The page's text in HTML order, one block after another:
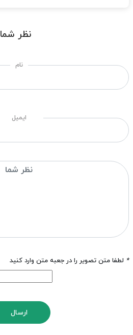
نظر شما
نام
ایمیل
* لطفا متن تصویر را در جعبه متن وارد کنید
ارسال